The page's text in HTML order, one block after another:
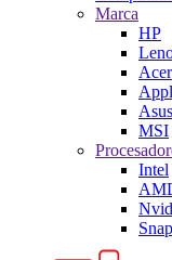
Marca
HP
Acer
Asus
MSI
Intel